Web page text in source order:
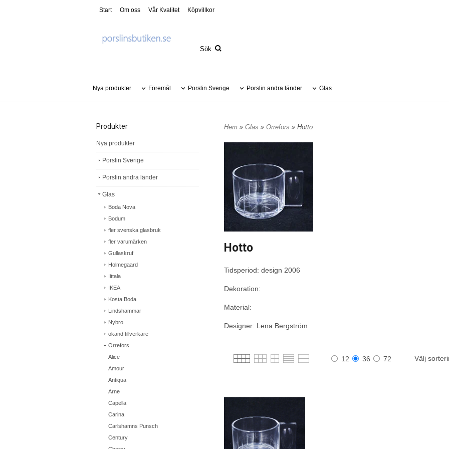
Start Om oss Vår Kvalitet Köpvillkor
Nya produkter Föremål Porslin Sverige Porslin andra länder Glas
Produkter
Nya produkter
Porslin Sverige
Porslin andra länder
Glas
Boda Nova
Bodum
fler svenska glasbruk
fler varumärken
Gullaskruf
Holmegaard
Iittala
IKEA
Kosta Boda
Lindshammar
Nybro
okänd tillverkare
Orrefors
Alice
Amour
Antiqua
Arne
Capella
Carina
Carlshamns Punsch
Century
Hem » Glas » Orrefors » Hotto
Hotto
Tidsperiod: design 2006
Dekoration:
Material:
Designer: Lena Bergström
12 36 72 Välj